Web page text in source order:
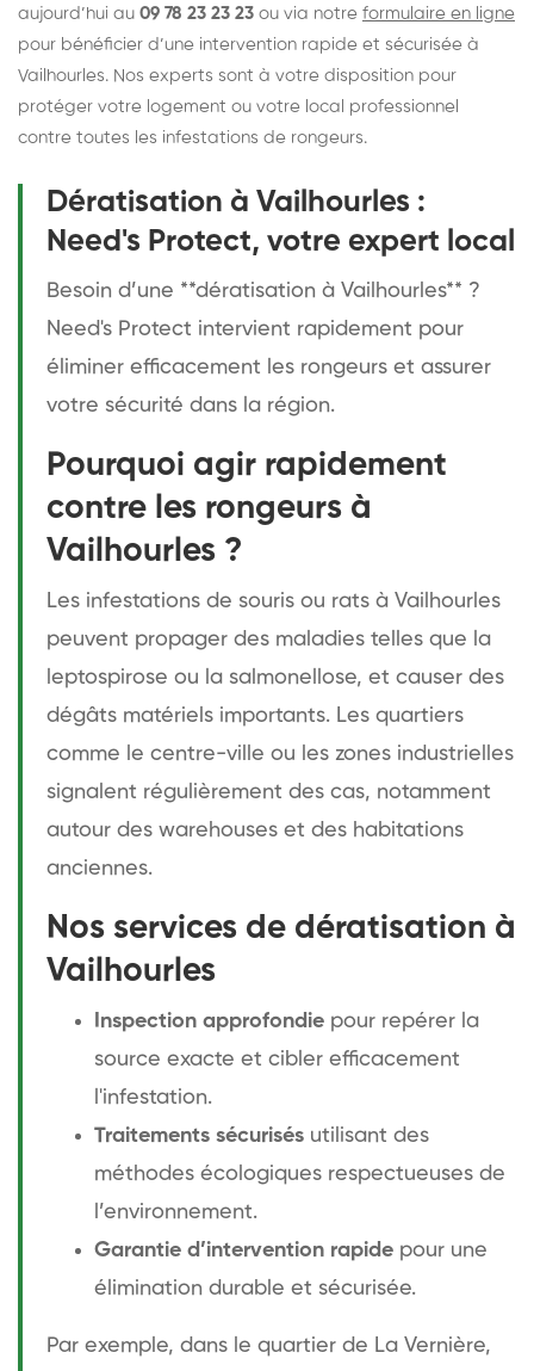
aujourd’hui au 09 78 23 23 23 ou via notre formulaire en ligne
pour bénéficier d’une intervention rapide et sécurisée à
Vailhourles. Nos experts sont à votre disposition pour
protéger votre logement ou votre local professionnel
contre toutes les infestations de rongeurs.
Dératisation à Vailhourles :
Need's Protect, votre expert local
Besoin d’une **dératisation à Vailhourles** ?
Need's Protect intervient rapidement pour
éliminer efficacement les rongeurs et assurer
votre sécurité dans la région.
Pourquoi agir rapidement
contre les rongeurs à
Vailhourles ?
Les infestations de souris ou rats à Vailhourles
peuvent propager des maladies telles que la
leptospirose ou la salmonellose, et causer des
dégâts matériels importants. Les quartiers
comme le centre-ville ou les zones industrielles
signalent régulièrement des cas, notamment
autour des warehouses et des habitations
anciennes.
Nos services de dératisation à
Vailhourles
Inspection approfondie pour repérer la
source exacte et cibler efficacement
l'infestation.
Traitements sécurisés utilisant des
méthodes écologiques respectueuses de
l’environnement.
Garantie d’intervention rapide pour une
élimination durable et sécurisée.
Par exemple, dans le quartier de La Vernière,